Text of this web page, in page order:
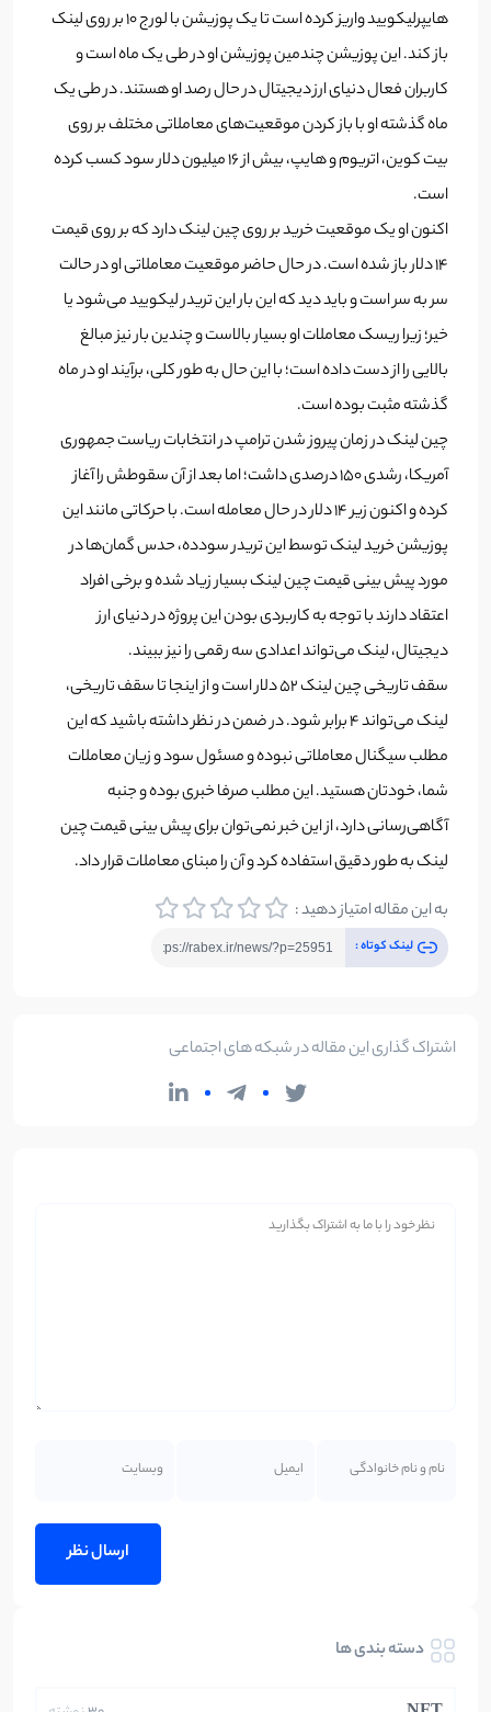
هایپرلیکویید واریز کرده است تا یک پوزیشن با لورج 10 بر روی لینک
باز کند. این پوزیشن چندمین پوزیشن او در طی یک ماه است و
کاربران فعال دنیای ارز دیجیتال در حال رصد او هستند. در طی یک
ماه گذشته او با باز کردن موقعیت‌های معاملاتی مختلف بر روی
بیت کوین، اتریوم و هایپ، بیش از 16 میلیون دلار سود کسب کرده
است.
اکنون او یک موقعیت خرید بر روی چین لینک دارد که بر روی قیمت
14 دلار باز شده است. در حال حاضر موقعیت معاملاتی او در حالت
سر به سر است و باید دید که این بار این تریدر لیکویید می‌شود یا
خیر؛ زیرا ریسک معاملات او بسیار بالاست و چندین بار نیز مبالغ
بالایی را از دست داده است؛ با این حال به طور کلی، برآیند او در ماه
گذشته مثبت بوده است.
چین لینک در زمان پیروز شدن ترامپ در انتخابات ریاست جمهوری
آمریکا، رشدی 150 درصدی داشت؛ اما بعد از آن سقوطش را آغاز
کرده و اکنون زیر 14 دلار در حال معامله است. با حرکاتی مانند این
پوزیشن خرید لینک توسط این تریدر سود‌ده، حدس گمان‌ها در
مورد پیش بینی قیمت چین لینک بسیار زیاد شده و برخی افراد
اعتقاد دارند با توجه به کاربردی بودن این پروژه در دنیای ارز
دیجیتال، لینک می‌تواند اعدادی سه رقمی را نیز ببیند.
سقف تاریخی چین لینک 52 دلار است و از اینجا تا سقف تاریخی،
لینک می‌تواند 4 برابر شود. در ضمن در نظر داشته باشید که این
مطلب سیگنال معاملاتی نبوده و مسئول سود و زیان معاملات
شما، خودتان هستید. این مطلب صرفا خبری بوده و جنبه
آگاهی‌رسانی دارد، از این خبر نمی‌توان برای پیش بینی قیمت چین
لینک به طور دقیق استفاده کرد و آن را مبنای معاملات قرار داد.
به این مقاله امتیاز دهید :
لینک کوتاه :
اشتراک گذاری این مقاله در شبکه های اجتماعی
دسته بندی ها